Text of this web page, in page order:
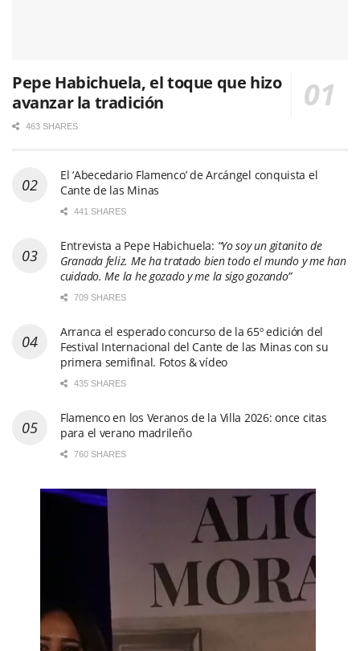
Pepe Habichuela, el toque que hizo
avanzar la tradición
463 SHARES
El ‘Abecedario Flamenco’ de Arcángel conquista el
Cante de las Minas
441 SHARES
Entrevista a Pepe Habichuela: “Yo soy un gitanito de
Granada feliz. Me ha tratado bien todo el mundo y me han
cuidado. Me la he gozado y me la sigo gozando”
709 SHARES
Arranca el esperado concurso de la 65º edición del
Festival Internacional del Cante de las Minas con su
primera semifinal. Fotos & vídeo
435 SHARES
Flamenco en los Veranos de la Villa 2026: once citas
para el verano madrileño
760 SHARES